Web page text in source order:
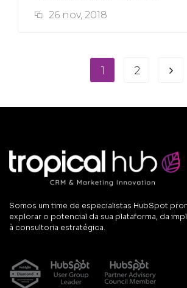
26 nov, 2018
1 2
Somos um time de especialistas HubSpot
explorar o potencial da sua plataforma, da
à consultoria estratégica.